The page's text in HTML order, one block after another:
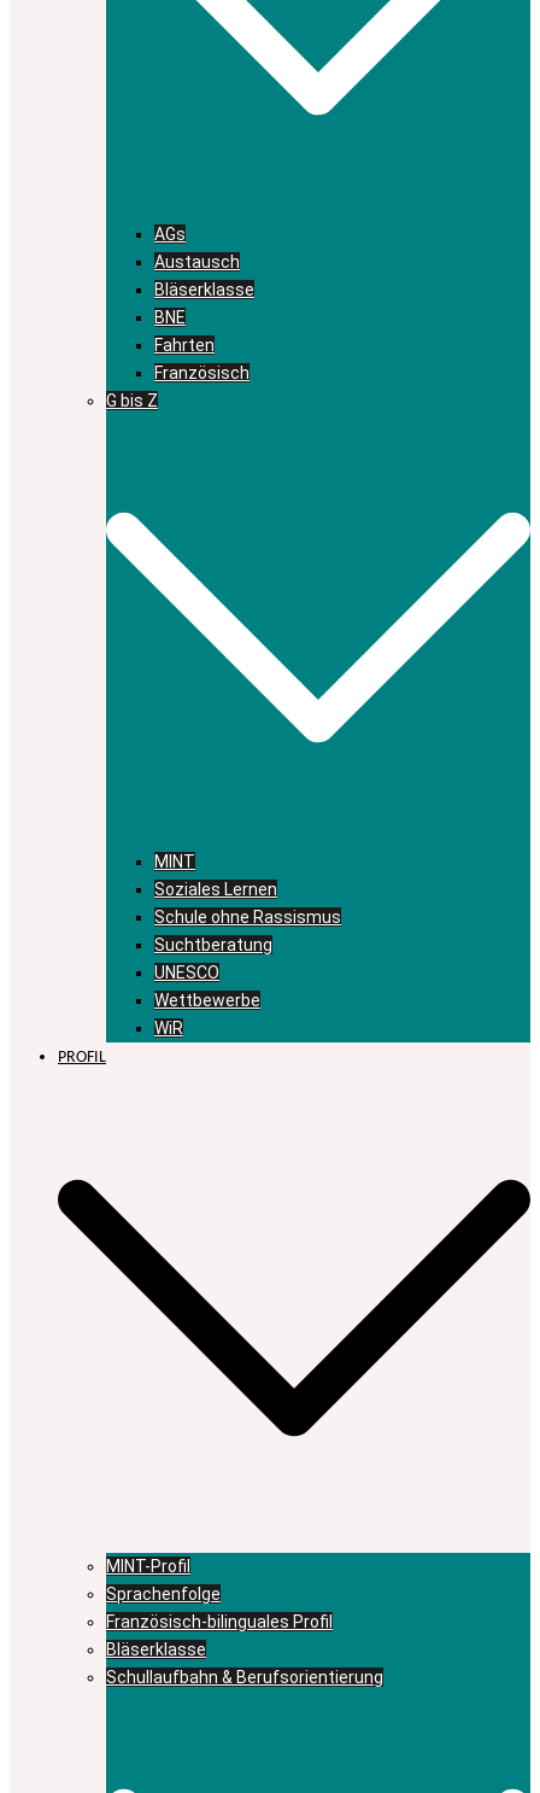
AGs
Austausch
Bläserklasse
BNE
Fahrten
Französisch
G bis Z
MINT
Soziales Lernen
Schule ohne Rassismus
Suchtberatung
UNESCO
Wettbewerbe
WiR
PROFIL
MINT-Profil
Sprachenfolge
Französisch-bilinguales Profil
Bläserklasse
Schullaufbahn & Berufsorientierung